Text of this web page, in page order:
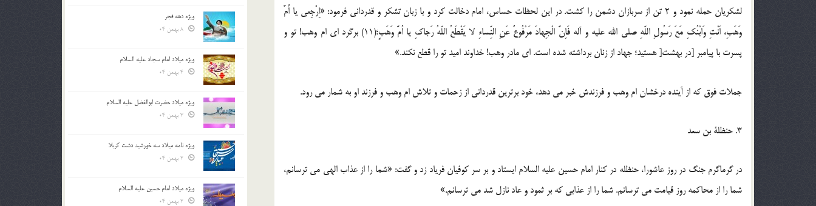
لشکریان حمله نمود و 2 تن از سربازان دشمن را کشت. در این لحظات حساس، امام دخالت کرد و با زبان تشکر و قدردانی فرمود: «اِرْجِعی یا اُمَّ
وَهَبِ، اَنْتِ وَابْنُکِ مَعَ رَسُولِ اللّهِ صلی الله علیه و آله فَاِنَّ الْجِهادَ مَرْفُوعٌ عَنِ النِّساءِ لا یَقْطَعُ اللّهُ رَجاکِ یا اُمَّ وَهَبٍ؛(11) برگرد ای ام وهب! تو و
پسرت با پیامبر [در بهشت[ هستید؛ جهاد از زنان برداشته شده است. ای مادر وهب! خداوند امید تو را قطع نکند.»
جملات فوق که از آینده درخشان ام وهب و فرزندش خبر می دهد، خود برترین قدردانی از زحمات و تلاش ام وهب و فرزند او به شمار می رود.
3. حنظلة بن سعد
در گرماگرم جنگ در روز عاشورا، حنظله در کنار امام حسین علیه السلام ایستاد و بر سر کوفیان فریاد زد و گفت: «شما را از عذاب الهی می ترسانم،
شما را از محاکمه روز قیامت می ترسانم. شما را از عذابی که بر ثمود و عاد نازل شد می ترسانم.»
ویژه دهه فجر
ویژه میلاد امام سجاد علیه السلام
ویژه میلاد حضرت ابوالفضل علیه السلام
ویژه نامه میلاد سه خورشید دشت کربلا
ویژه میلاد امام حسین علیه السلام